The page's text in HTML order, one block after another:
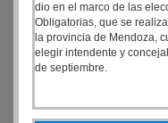
dio en el marco de las
Obligatorias, que se
la provincia de Mendoza,
elegir intendente y
de septiembre.